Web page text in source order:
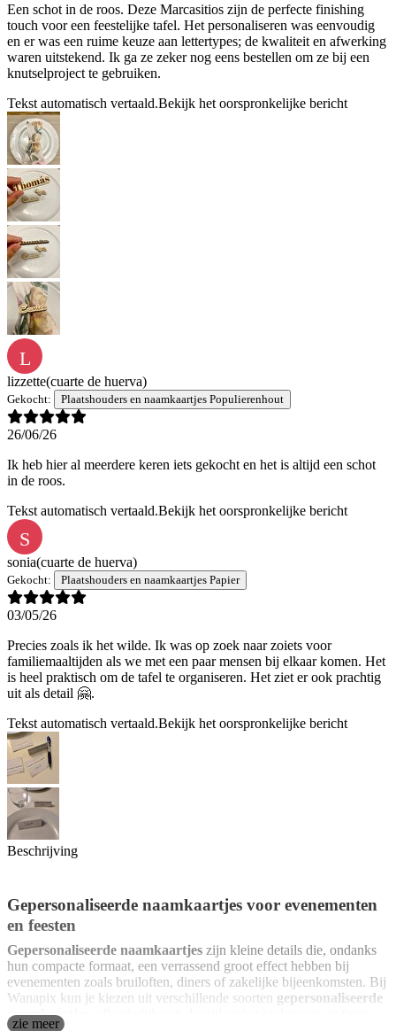
Een schot in de roos. Deze Marcasitios zijn de perfecte finishing
touch voor een feestelijke tafel. Het personaliseren was eenvoudig
en er was een ruime keuze aan lettertypes; de kwaliteit en afwerking
waren uitstekend. Ik ga ze zeker nog eens bestellen om ze bij een
knutselproject te gebruiken.
Tekst automatisch vertaald.Bekijk het oorspronkelijke bericht
L
lizzette(cuarte de huerva)
Gekocht: Plaatshouders en naamkaartjes Populierenhout
26/06/26
Ik heb hier al meerdere keren iets gekocht en het is altijd een schot
in de roos.
Tekst automatisch vertaald.Bekijk het oorspronkelijke bericht
S
sonia(cuarte de huerva)
Gekocht: Plaatshouders en naamkaartjes Papier
03/05/26
Precies zoals ik het wilde. Ik was op zoek naar zoiets voor
familiemaaltijden als we met een paar mensen bij elkaar komen. Het
is heel praktisch om de tafel te organiseren. Het ziet er ook prachtig
uit als detail 🤗.
Tekst automatisch vertaald.Bekijk het oorspronkelijke bericht
Beschrijving
Gepersonaliseerde naamkaartjes voor evenementen
en feesten
Gepersonaliseerde naamkaartjes zijn kleine details die, ondanks
hun compacte formaat, een verrassend groot effect hebben bij
evenementen zoals bruiloften, diners of zakelijke bijeenkomsten. Bij
Wanapix kun je kiezen uit verschillende soorten gepersonaliseerde
naamkaartjes
zie meer